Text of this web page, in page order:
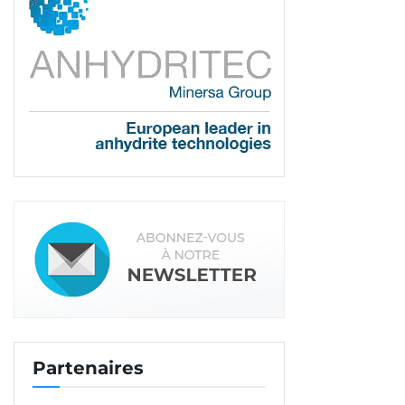
rayonnantes
Depuis 2020, Thermacome a rejoint le groupe
Thermador, spécialisé dans la distribution de
matériels pour la circulation des fluides dans le
bâtiment et l’industrie. En 40 ans, Thermacome
est devenue la référence du confort thermique
rayonnantes ont été installés, soit plus d’un million
de kilomètres de tubes déroulés. Pour marquer
cette année particulière, Thermacome a souhaité
place aux installateurs. Une nouvelle génération
de distributeurs à sertir équipés de vannes pour
Partenaires